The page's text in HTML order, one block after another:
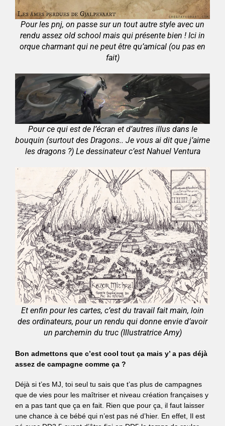
Pour les pnj, on passe sur un tout autre style avec un
rendu assez old school mais qui présente bien ! Ici in
orque charmant qui ne peut être qu’amical (ou pas en
fait)
Pour ce qui est de l’écran et d’autres illus dans le
bouquin (surtout des Dragons.. Je vous ai dit que j’aime
les dragons ?) Le dessinateur c’est Nahuel Ventura
Et enfin pour les cartes, c’est du travail fait main, loin
des ordinateurs, pour un rendu qui donne envie d’avoir
un parchemin du truc (Illustratrice Amy)
Bon admettons que c’est cool tout ça mais y’ a pas déjà
assez de campagne comme ça ?
Déjà si t’es MJ, toi seul tu sais que t’as plus de campagnes
que de vies pour les maîtriser et niveau création françaises y
en a pas tant que ça en fait. Rien que pour ça, il faut laisser
une chance à ce bébé qui n’est pas né d’hier. En effet, Il est